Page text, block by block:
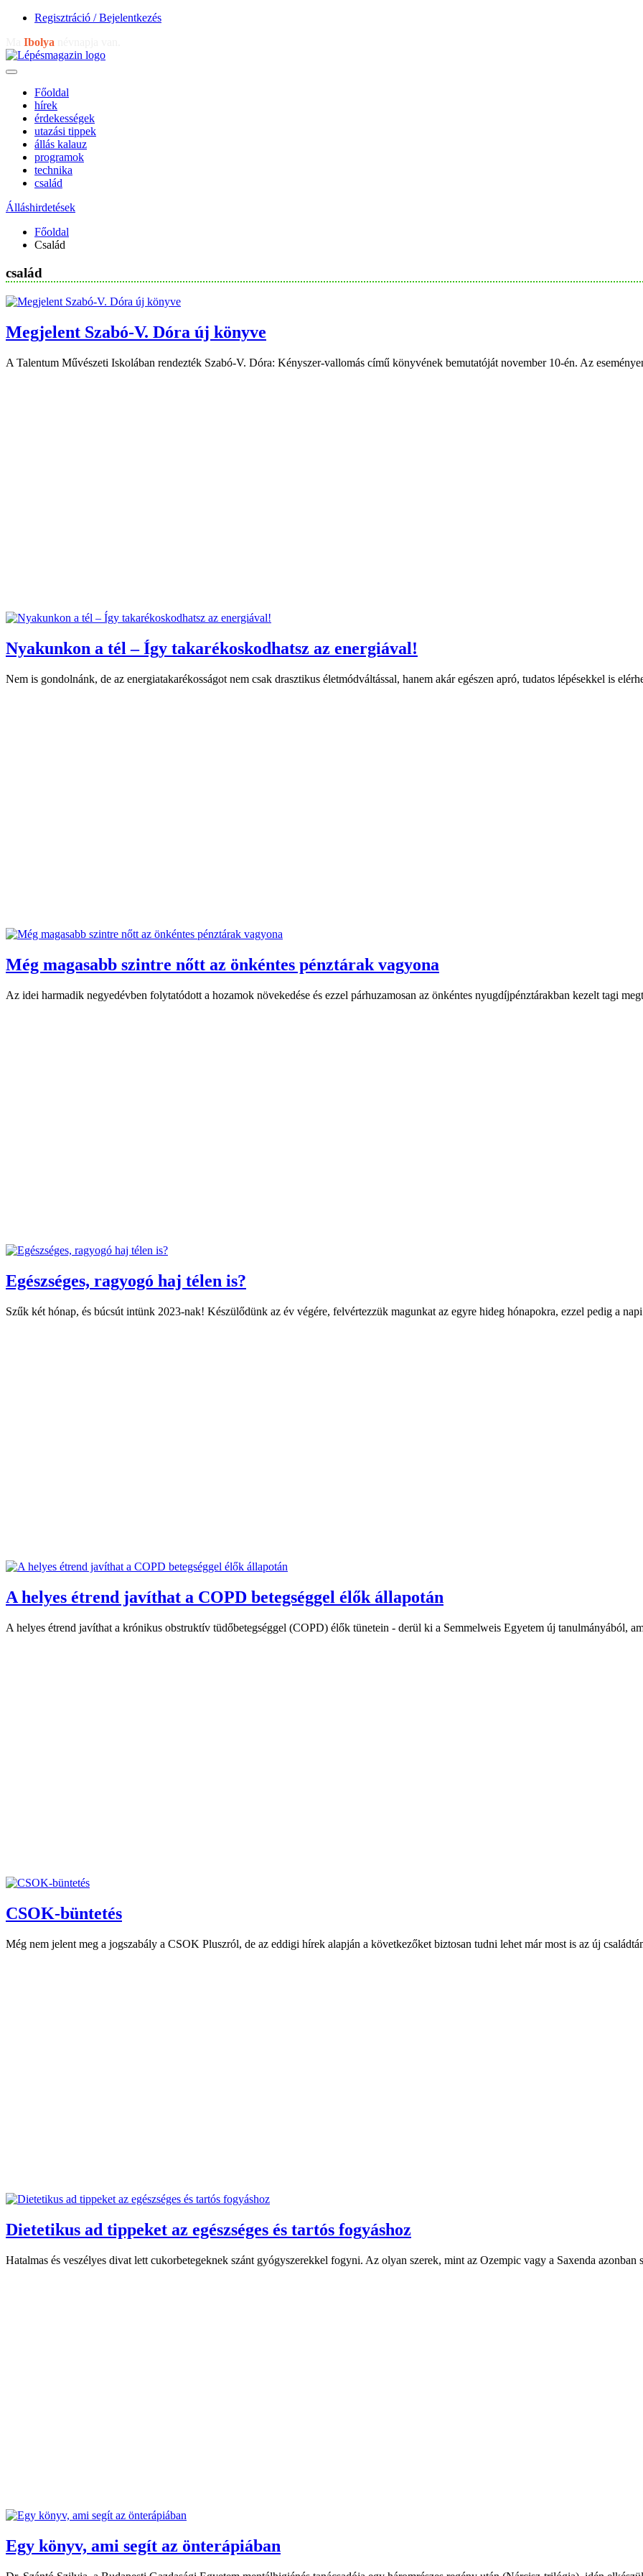
Regisztráció / Bejelentkezés
Ibolya
Főoldal
hírek
érdekességek
utazási tippek
állás kalauz
programok
technika
család
Álláshirdetések
Főoldal
Család
család
Megjelent Szabó-V. Dóra új könyve
A Talentum Művészeti Iskolában rendezték Szabó-V. Dóra: Kényszer-vallomás című könyvének bemutatóját november 10-én. Az
Nyakunkon a tél – Így takarékoskodhatsz az energiával!
Nem is gondolnánk, de az energiatakarékosságot nem csak drasztikus életmódváltással, hanem akár egészen apró, tudatos lépésekkel is
Még magasabb szintre nőtt az önkéntes pénztárak vagyona
Az idei harmadik negyedévben folytatódott a hozamok növekedése és ezzel párhuzamosan az önkéntes nyugdíjpénztárakban kezelt tagi
Egészséges, ragyogó haj télen is?
Szűk két hónap, és búcsút intünk 2023-nak! Készülődünk az év végére, felvértezzük magunkat az egyre hideg hónapokra, ezzel pedig a
A helyes étrend javíthat a COPD betegséggel élők állapotán
A helyes étrend javíthat a krónikus obstruktív tüdőbetegséggel (COPD) élők tünetein - derül ki a Semmelweis Egyetem új tanulmányából,
CSOK-büntetés
Még nem jelent meg a jogszabály a CSOK Pluszról, de az eddigi hírek alapján a következőket biztosan tudni lehet már most is az új
Dietetikus ad tippeket az egészséges és tartós fogyáshoz
Hatalmas és veszélyes divat lett cukorbetegeknek szánt gyógyszerekkel fogyni. Az olyan szerek, mint az Ozempic vagy a Saxenda azonban
Egy könyv, ami segít az önterápiában